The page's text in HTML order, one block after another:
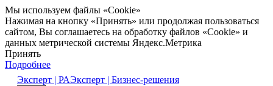
Мы используем файлы «Cookie»
Нажимая на кнопку «Принять» или продолжая пользоваться
сайтом, Вы соглашаетесь на обработку файлов «Cookie» и
данных метрической системы Яндекс.Метрика
Принять
Подробнее
Эксперт | РАЭксперт | Бизнес-решения